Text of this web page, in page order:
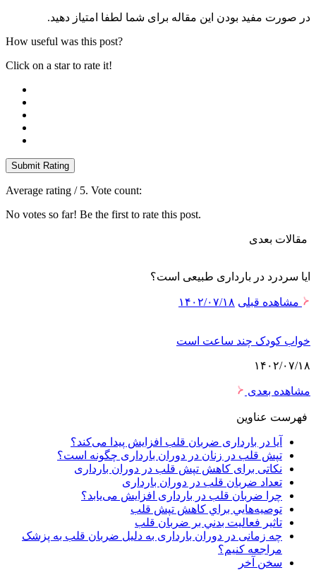
در صورت مفید بودن این مقاله برای شما لطفا امتیاز دهید.
How useful was this post?
Click on a star to rate it!
Submit Rating
Average rating / 5. Vote count:
No votes so far! Be the first to rate this post.
مقالات بعدی
ایا سردرد در بارداری طبیعی است؟
مشاهده قبلی ۱۴۰۲/۰۷/۱۸
خواب کودک چند ساعت است
۱۴۰۲/۰۷/۱۸
مشاهده بعدی
فهرست عناوین
آیا در بارداری ضربان قلب افزایش پیدا می‌کند؟
تپش قلب در زنان در دوران بارداری چگونه است؟
نکاتی برای کاهش تپش قلب در دوران بارداری
تعداد ضربان قلب در دوران بارداری
چرا ضربان قلب در بارداری افزایش می‌یابد؟
توصيه‌هايي براي كاهش تپش قلب
تاثير فعاليت بدني بر ضربان قلب
چه زمانی در دوران بارداری به دلیل ضربان قلب به پزشک
مراجعه کنیم؟
سخن آخر